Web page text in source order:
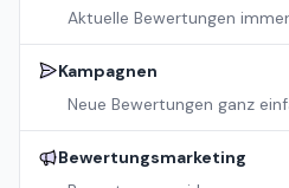
Aktuelle Bewertungen
Kampagnen
Neue Bewertungen ganz
Bewertungsmarketing